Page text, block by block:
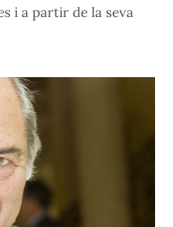
i a partir de la seva